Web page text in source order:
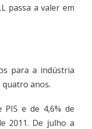
passa a valer em
para a indústria
quatro anos.
PIS e de 4,6% de
2011. De julho a